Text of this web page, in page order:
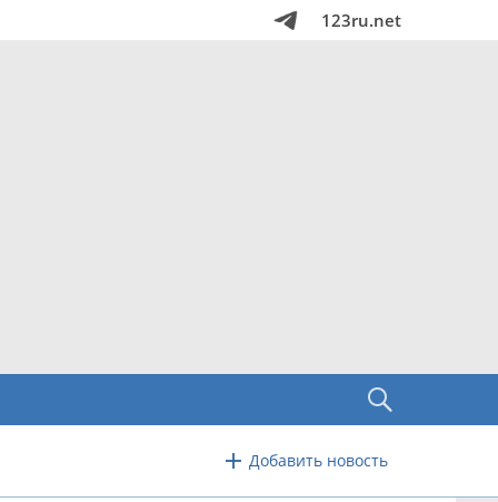
123ru.net
Добавить новость